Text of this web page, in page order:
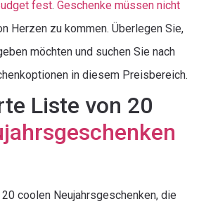
fest. Geschenke müssen nicht
Herzen zu kommen. Überlegen Sie,
möchten und suchen Sie nach
in diesem Preisbereich.
Liste von 20
coolen Neujahrsgeschenken, die